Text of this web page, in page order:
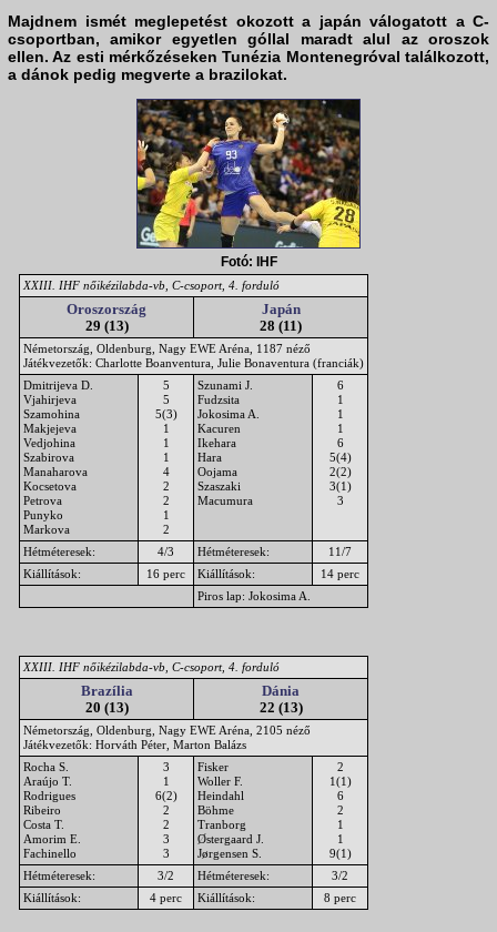
Majdnem ismét meglepetést okozott a japán válogatott a C-
csoportban, amikor egyetlen góllal maradt alul az oroszok
ellen. Az esti mérkőzéseken Tunézia Montenegróval találkozott,
a dánok pedig megverte a brazilokat.
Fotó: IHF
XXIII. IHF nőikézilabda-vb, C-csoport, 4. forduló
Oroszország
29 (13)
Japán
28 (11)
Németország, Oldenburg, Nagy EWE Aréna, 1187 néző
Játékvezetők: Charlotte Boanventura, Julie Bonaventura (franciák)
Dmitrijeva D.
Vjahirjeva
Szamohina
Makjejeva
Vedjohina
Szabirova
Manaharova
Kocsetova
Petrova
Punyko
Markova
5
5
5(3)
1
1
1
4
2
2
1
2
Szunami J.
Fudzsita
Jokosima A.
Kacuren
Ikehara
Hara
Oojama
Szaszaki
Macumura
6
1
1
1
6
5(4)
2(2)
3(1)
3
Hétméteresek: 4/3 Hétméteresek:
11/7
Kiállítások:
16 perc Kiállítások:
14 perc
Piros lap: Jokosima A.
XXIII. IHF nőikézilabda-vb, C-csoport, 4. forduló
Brazília
20 (13)
Dánia
22 (13)
Németország, Oldenburg, Nagy EWE Aréna, 2105 néző
Játékvezetők: Horváth Péter, Marton Balázs
Rocha S.
Araújo T.
Rodrigues
Ribeiro
Costa T.
Amorim E.
Fachinello
3
1
6(2)
2
2
3
3
Fisker
Woller F.
Heindahl
Böhme
Tranborg
Østergaard J.
Jørgensen S.
2
1(1)
6
2
1
1
9(1)
Hétméteresek:
3/2 Hétméteresek:
3/2
Kiállítások:
4 perc Kiállítások: 8 perc